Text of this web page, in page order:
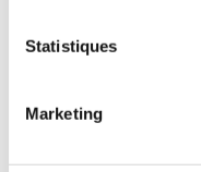
Statistiques
Marketing
Référence :
DIN :966
Matière :ZINGUE